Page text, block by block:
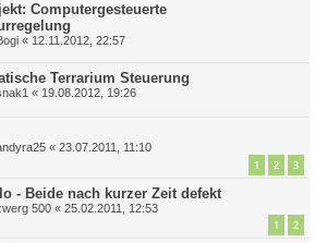
Computergesteuerte
« 12.11.2012, 22:57
Terrarium Steuerung
« 19.08.2012, 19:26
« 23.07.2011, 11:10
1 2 3
- Beide nach kurzer Zeit defekt
500 « 25.02.2011, 12:53
1 2